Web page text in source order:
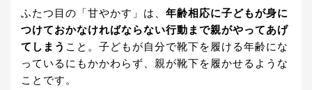
ふたつ目の「甘やかす」は、 年齢相応に子どもが身に
つけておかなければならない行動まで親がやってあげ
てしまう こと。子どもが自分で靴下を履ける年齢にな
っているにもかかわらず、親が靴下を履かせるような
ことです。